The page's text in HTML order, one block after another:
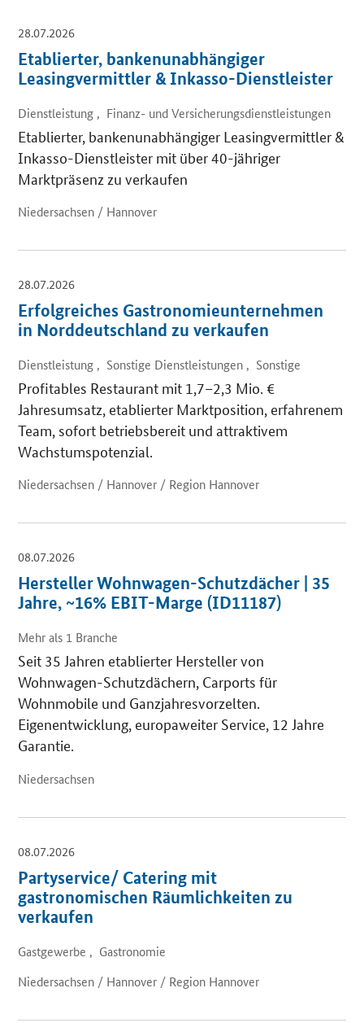
28.07.2026
Etablierter, bankenunabhängiger
Leasingvermittler & Inkasso-Dienstleister
Dienstleistung , Finanz- und Versicherungsdienstleistungen
Etablierter, bankenunabhängiger Leasingvermittler &
Inkasso-Dienstleister mit über 40-jähriger
Marktpräsenz zu verkaufen
Niedersachsen / Hannover
28.07.2026
Erfolgreiches Gastronomieunternehmen
in Norddeutschland zu verkaufen
Dienstleistung , Sonstige Dienstleistungen , Sonstige
Profitables Restaurant mit 1,7–2,3 Mio. €
Jahresumsatz, etablierter Marktposition, erfahrenem
Team, sofort betriebsbereit und attraktivem
Wachstumspotenzial.
Niedersachsen / Hannover / Region Hannover
08.07.2026
Hersteller Wohnwagen-Schutzdächer | 35
Jahre, ~16% EBIT-Marge (ID11187)
Mehr als 1 Branche
Seit 35 Jahren etablierter Hersteller von
Wohnwagen-Schutzdächern, Carports für
Wohnmobile und Ganzjahresvorzelten.
Eigenentwicklung, europaweiter Service, 12 Jahre
Garantie.
Niedersachsen
08.07.2026
Partyservice/ Catering mit
gastronomischen Räumlichkeiten zu
verkaufen
Gastgewerbe , Gastronomie
Niedersachsen / Hannover / Region Hannover